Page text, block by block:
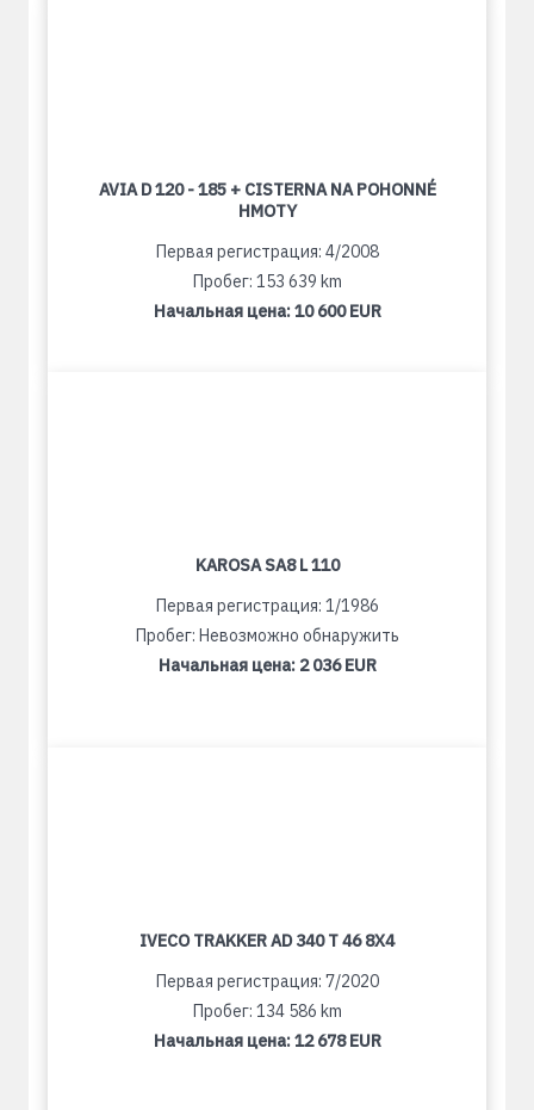
AVIA D 120 - 185 + CISTERNA NA POHONNÉ
HMOTY
Первая регистрация: 4/2008
Пробег: 153 639 km
Начальная цена:10 600 EUR
KAROSA SA8 L 110
Первая регистрация: 1/1986
Пробег: Невозможно обнаружить
Начальная цена: 2 036 EUR
IVECO TRAKKER AD 340 T 46 8X4
Первая регистрация: 7/2020
Пробег: 134 586 km
Начальная цена:12 678 EUR